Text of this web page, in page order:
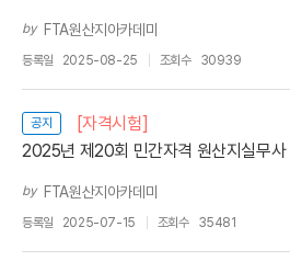
by FTA원산지아카데미
등록일 2025-08-25 조회수 30939
공지
[자격시험]
2025년 제20회 민간자격 원산지실무사
by FTA원산지아카데미
등록일 2025-07-15 조회수 35481